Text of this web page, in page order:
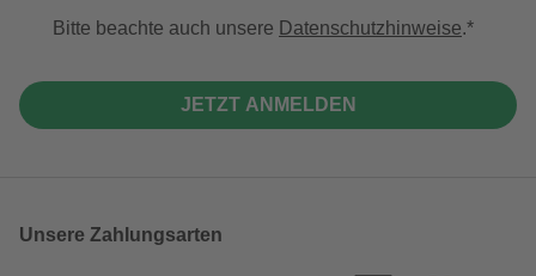
Bitte beachte auch unsere Datenschutzhinweise.
JETZT ANMELDEN
Unsere Zahlungsarten